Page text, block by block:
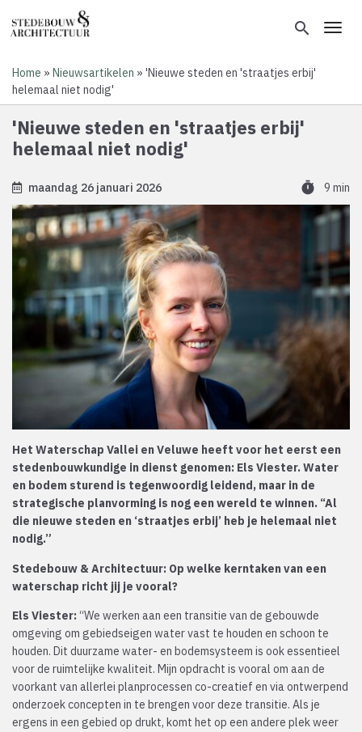
en
naar
inhoud
gaan
search
Kruimelpad
Home Nieuwsartikelen
'Nieuwe steden en 'straatjes erbij'
helemaal niet nodig'
'Nieuwe steden en 'straatjes erbij'
helemaal niet nodig'
maandag 26 januari 2026 timer 9 min
Het Waterschap Vallei en Veluwe heeft voor het eerst een
stedenbouwkundige in dienst genomen: Els Viester. Water
en bodem sturend is tegenwoordig leidend, maar in de
strategische planvorming is nog een wereld te winnen. “Al
die nieuwe steden en ‘straatjes erbij’ heb je helemaal niet
nodig.”
Stedebouw & Architectuur: Op welke kerntaken van een
waterschap richt jij je vooral?
Els Viester: “We werken aan een transitie van de gebouwde
omgeving om gebiedseigen water vast te houden en schoon te
houden. Dit duurzame water- en bodemsysteem is ook essentieel
voor de ruimtelijke kwaliteit. Mijn opdracht is vooral om aan de
voorkant van allerlei planprocessen co-creatief en via ontwerpend
onderzoek concepten in te brengen voor deze transitie. Als je
ergens in een gebied op drukt, komt het op een andere plek weer